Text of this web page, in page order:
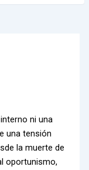
ni una
una tensión
la muerte de
oportunismo,